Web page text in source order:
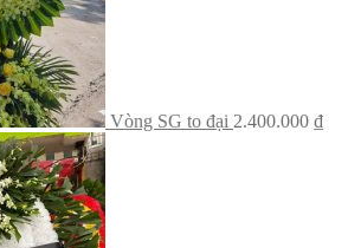
Vòng SG to đại 2.400.000 ₫